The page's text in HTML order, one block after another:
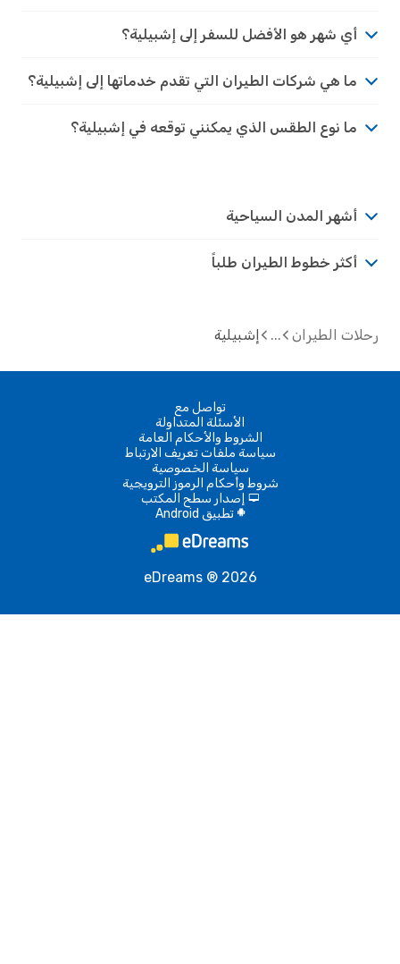
أي شهر هو الأفضل للسفر إلى إشبيلية؟
ما هي شركات الطيران التي تقدم خدماتها إلى إشبيلية؟
ما نوع الطقس الذي يمكنني توقعه في إشبيلية؟
أشهر المدن السياحية
أكثر خطوط الطيران طلباً
الطيران إشبيلية
تواصل مع
الأسئلة المتداولة
الشروط والأحكام العامة
سياسة ملفات تعريف الارتباط
سياسة الخصوصية
شروط وأحكام الرموز الترويجية
إصدار سطح المكتب
تطبيق Android
eDreams ® 2026